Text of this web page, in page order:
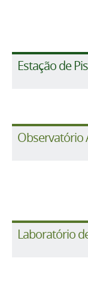
Estação de
Laboratório